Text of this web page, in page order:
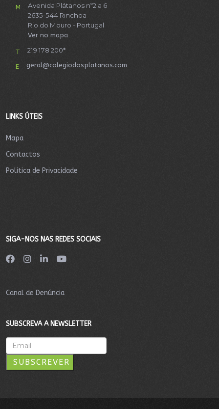
M
Avenida Plátanos nº2 a 6
2635-544 Rinchoa
Rio do Mouro - Portugal
Ver no mapa
T 219 178 200*
E geral@colegiodosplatanos.com
LINKS ÚTEIS
Mapa
Contactos
Politica de Privacidade
SIGA-NOS NAS REDES SOCIAIS
Canal de Denúncia
SUBSCREVA A NEWSLETTER
SUBSCREVER